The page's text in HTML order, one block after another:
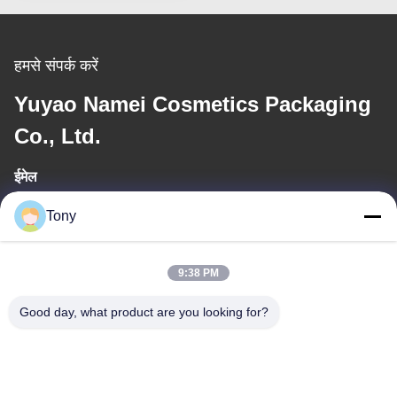
हमसे संपर्क करें
Yuyao Namei Cosmetics Packaging
Co., Ltd.
ईमेल
tony@chinacosmeticpackaging.com
हमारा पता
Tony
9:38 PM
Good day, what product are you looking for?